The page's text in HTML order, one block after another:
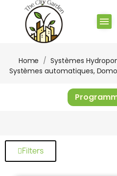
Home
Systèmes
Systèmes automatiques,
Filters